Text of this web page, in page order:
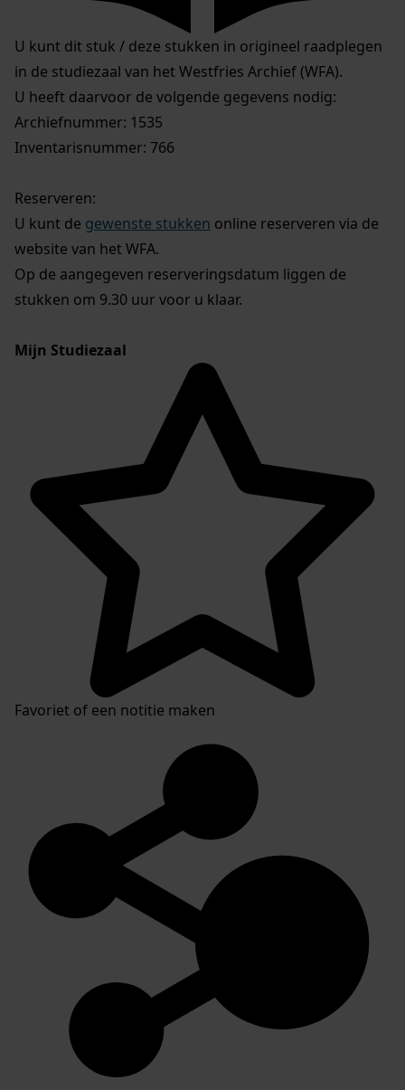
U kunt dit stuk / deze stukken in origineel raadplegen
in de studiezaal van het Westfries Archief (WFA).
U heeft daarvoor de volgende gegevens nodig:
Archiefnummer: 1535
Inventarisnummer: 766
Reserveren:
U kunt de gewenste stukken online reserveren via de
website van het WFA.
Op de aangegeven reserveringsdatum liggen de
stukken om 9.30 uur voor u klaar.
Mijn Studiezaal
Favoriet of een notitie maken